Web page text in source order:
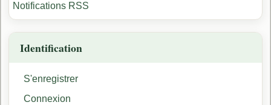
Notifications RSS
Identification
S'enregistrer
Connexion